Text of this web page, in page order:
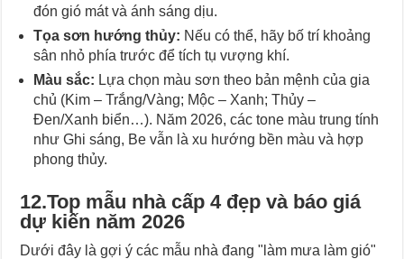
đón gió mát và ánh sáng dịu.
Tọa sơn hướng thủy: Nếu có thể, hãy bố trí khoảng
sân nhỏ phía trước để tích tụ vượng khí.
Màu sắc: Lựa chọn màu sơn theo bản mệnh của gia
chủ (Kim – Trắng/Vàng; Mộc – Xanh; Thủy –
Đen/Xanh biển…). Năm 2026, các tone màu trung tính
như Ghi sáng, Be vẫn là xu hướng bền màu và hợp
phong thủy.
12.Top mẫu nhà cấp 4 đẹp và báo giá
dự kiến năm 2026
Dưới đây là gợi ý các mẫu nhà đang "làm mưa làm gió"